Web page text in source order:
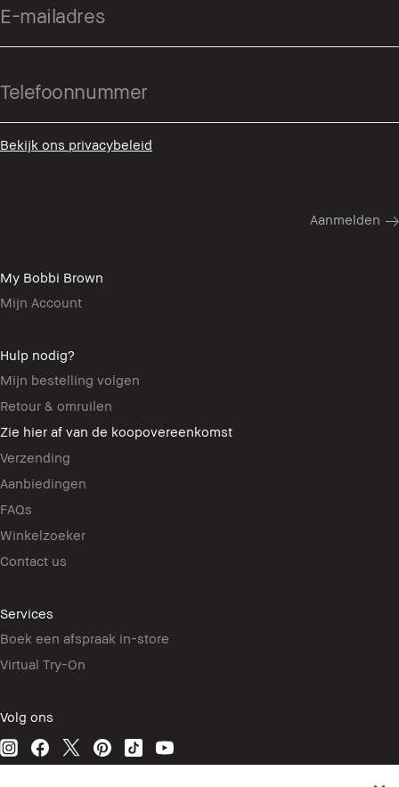
Bekijk ons privacybeleid
My Bobbi Brown
Mijn Account
Hulp nodig?
Mijn bestelling volgen
Retour & omruilen
Zie hier af van de koopovereenkomst
Verzending
Aanbiedingen
FAQs
Winkelzoeker
Contact us
Services
Boek een afspraak in-store
Virtual Try-On
Volg ons